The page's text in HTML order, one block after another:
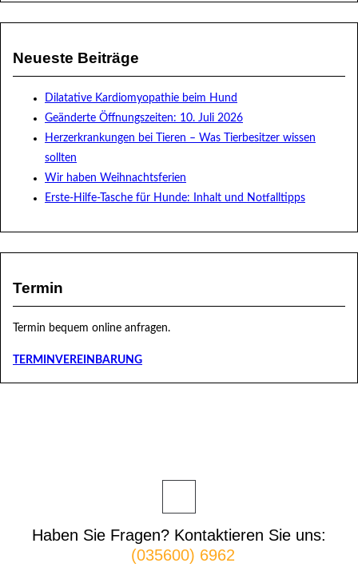
Neueste Beiträge
Dilatative Kardiomyopathie beim Hund
Geänderte Öffnungszeiten: 10. Juli 2026
Herzerkrankungen bei Tieren – Was Tierbesitzer wissen
sollten
Wir haben Weihnachtsferien
Erste-Hilfe-Tasche für Hunde: Inhalt und Notfalltipps
Termin
Termin bequem online anfragen.
TERMINVEREINBARUNG
Haben Sie Fragen? Kontaktieren Sie uns:
(035600) 6962